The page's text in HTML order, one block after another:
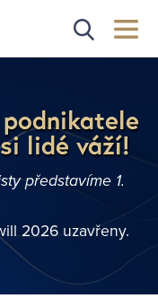
lidé váží!
představíme 1.
2026 uzavřeny.